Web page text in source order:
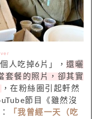
人吃掉6片」， 還曬
套餐的照片，卻其實
，在粉絲圈引起軒然
節目《雖然沒
「我曾經一天（吃